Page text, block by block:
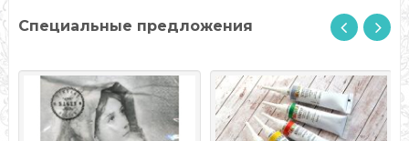
Специальные предложения